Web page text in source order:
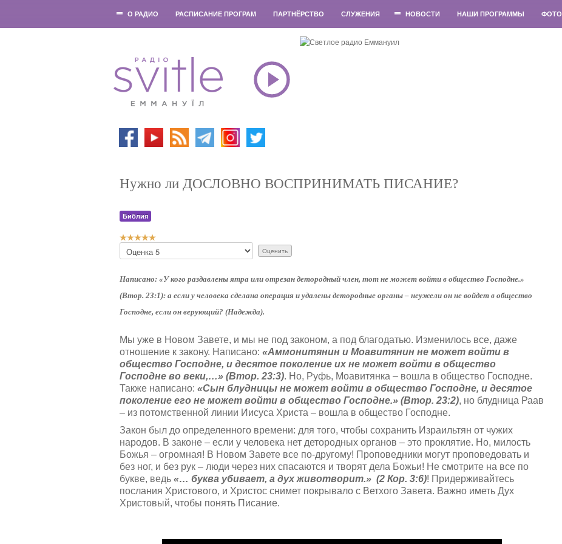
О РАДИО РАСПИСАНИЕ ПРОГРАМ ПАРТНЁРСТВО СЛУЖЕНИЯ НОВОСТИ НАШИ ПРОГРАММЫ ФОТО
Нужно ли ДОСЛОВНО ВОСПРИНИМАТЬ ПИСАНИЕ?
Библия
Р
й
и
н
г
5
/
5
П
о
а
л
у
й
т
а
,
о
ц
е
н
и
е
Написано: «У кого раздавлены ятра или отрезан детородный член, тот не может войти в общество Господне.»
(Втор. 23:1): а если у человека сделана операция и удалены детородные органы – неужели он не войдет в общество
Господне, если он верующий? (Надежда).
Мы уже в Новом Завете, и мы не под законом, а под благодатью. Изменилось все, даже
отношение к закону. Написано: «Аммонитянин и Моавитянин не может войти в
общество Господне, и десятое поколение их не может войти в общество
Господне во веки,…» (Втор. 23:3). Но, Руфь, Моавитянка – вошла в общество Господне.
Также написано: «Сын блудницы не может войти в общество Господне, и десятое
поколение его не может войти в общество Господне.» (Втор. 23:2), но блудница Раав
– из потомственной линии Иисуса Христа – вошла в общество Господне.
Закон был до определенного времени: для того, чтобы сохранить Израильтян от чужих
народов. В законе – если у человека нет детородных органов – это проклятие. Но, милость
Божья – огромная! В Новом Завете все по-другому! Проповедники могут проповедовать и
без ног, и без рук – люди через них спасаются и творят дела Божьи! Не смотрите на все по
букве, ведь «… буква убивает, а дух животворит.» (2 Кор. 3:6)! Придерживайтесь
послания Христового, и Христос снимет покрывало с Ветхого Завета. Важно иметь Дух
Христовый, чтобы понять Писание.